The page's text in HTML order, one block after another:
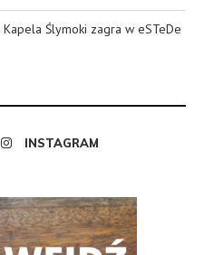
Ślymoki zagra w eSTeDe
INSTAGRAM